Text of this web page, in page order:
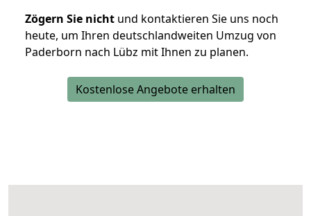
Zögern Sie nicht und kontaktieren Sie uns noch
heute, um Ihren deutschlandweiten Umzug von
Paderborn nach Lübz mit Ihnen zu planen.
Kostenlose Angebote erhalten